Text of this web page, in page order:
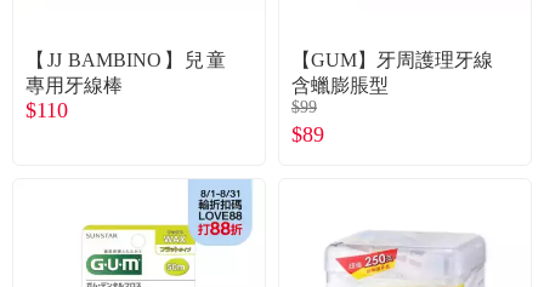
【JJ BAMBINO】兒童
專用牙線棒
$110
【GUM】牙周護理牙線
含蠟膨脹型
$99
$89